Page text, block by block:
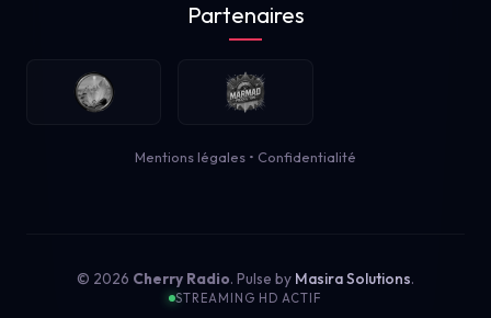
Partenaires
Mentions légales • Confidentialité
© 2026 Cherry Radio. Pulse by Masira Solutions.
STREAMING HD ACTIF